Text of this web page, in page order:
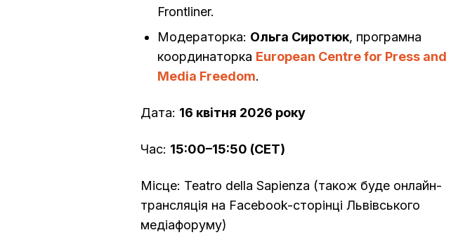
Frontliner.
Модераторка: Ольга Сиротюк, програмна
координаторка European Centre for Press and
Media Freedom.
Дата: 16 квітня 2026 року
Час: 15:00–15:50 (CET)
Місце: Teatro della Sapienza (також буде онлайн-
трансляція на Facebook-сторінці Львівського
медіафоруму)